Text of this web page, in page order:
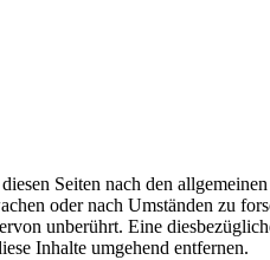
Seiten nach den
oder nach Umständen zu
unberührt. Eine
Inhalte umgehend entfernen.